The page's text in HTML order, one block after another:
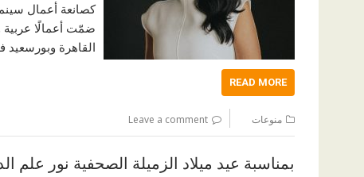
كصانعة أعمال
ضمّت أعمالًا عربية
القاهرة
READ MORE
منوعات Leave a comment
بمناسبة عيد ميلاد الزميلة الصحفية نور علم